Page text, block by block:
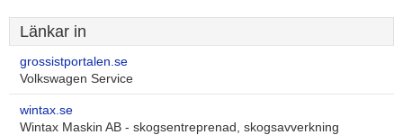
Länkar in
grossistportalen.se
Volkswagen Service
wintax.se
Wintax Maskin AB - skogsentreprenad, skogsavverkning